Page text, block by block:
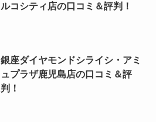
ルコシティ店の口コミ＆評判！
銀座ダイヤモンドシライシ・アミ
ュプラザ鹿児島店の口コミ＆評
判！